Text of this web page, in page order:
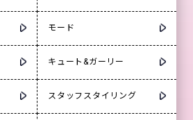
モード
キュート&ガーリー
スタッフスタイリング